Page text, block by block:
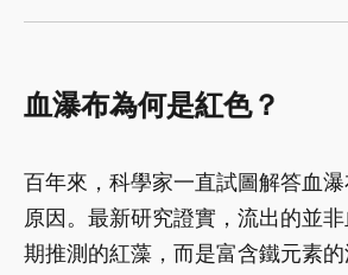
血瀑布為何是紅色？
百年來，科學家一直試圖解答血
原因。最新研究證實，流出的並
期推測的紅藻，而是富含鐵元素